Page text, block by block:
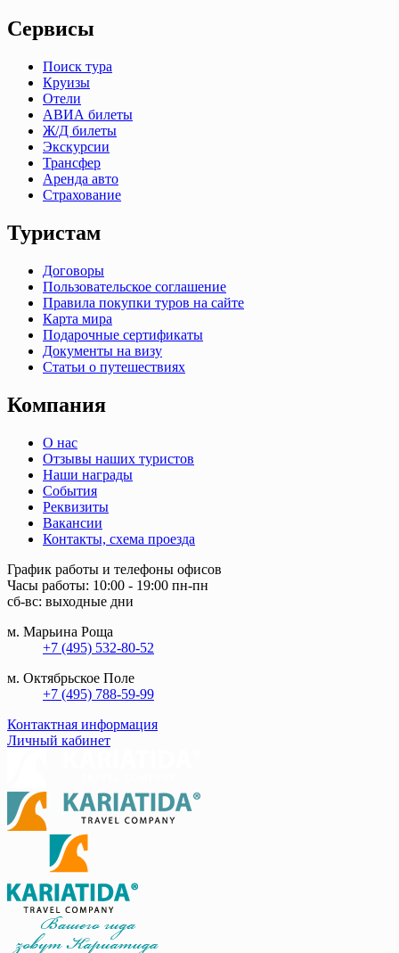
Сервисы
Поиск тура
Круизы
Отели
АВИА билеты
Ж/Д билеты
Экскурсии
Трансфер
Аренда авто
Страхование
Туристам
Договоры
Пользовательское соглашение
Правила покупки туров на сайте
Карта мира
Подарочные сертификаты
Документы на визу
Статьи о путешествиях
Компания
О нас
Отзывы наших туристов
Наши награды
События
Реквизиты
Вакансии
Контакты, схема проезда
График работы и телефоны офисов
Часы работы: 10:00 - 19:00 пн-пн
сб-вс: выходные дни
м. Марьина Роща
+7 (495) 532-80-52
м. Октябрьское Поле
+7 (495) 788-59-99
Контактная информация
Личный кабинет